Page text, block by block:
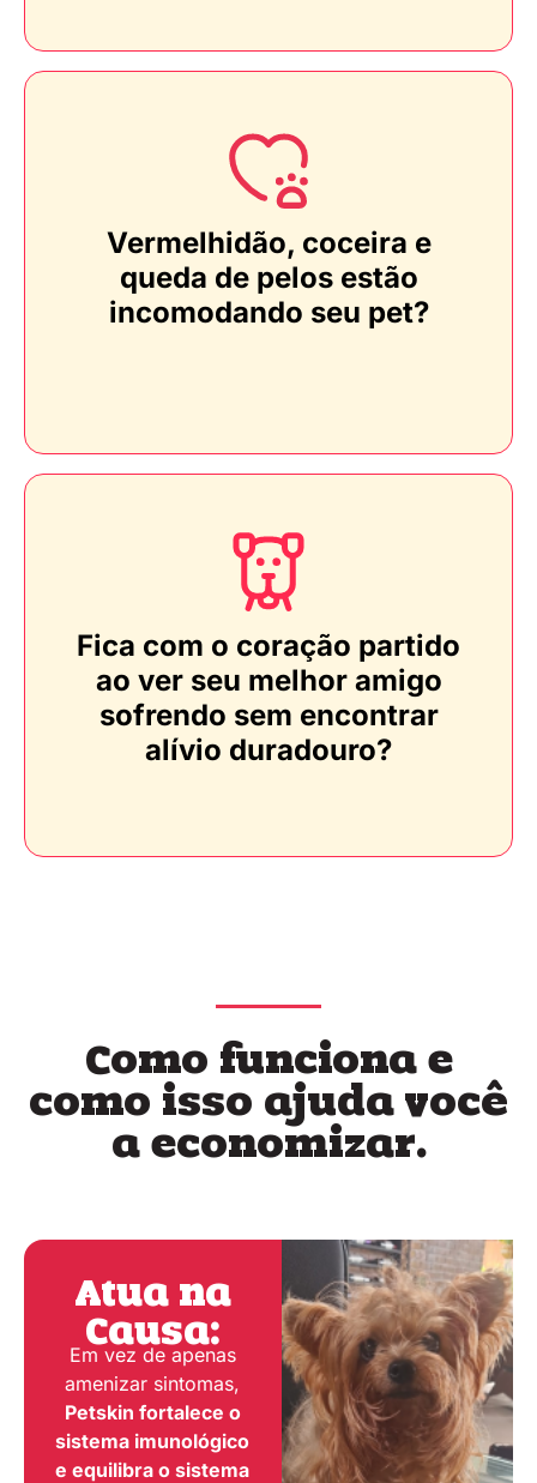
Vermelhidão, coceira e
queda de pelos estão
incomodando seu pet?
Fica com o coração partido
ao ver seu melhor amigo
sofrendo sem encontrar
alívio duradouro?
Como funciona e
como isso ajuda você
a economizar.
Atua na
Causa:
Em vez de apenas
amenizar sintomas,
Petskin fortalece o
sistema imunológico
e equilibra o sistema